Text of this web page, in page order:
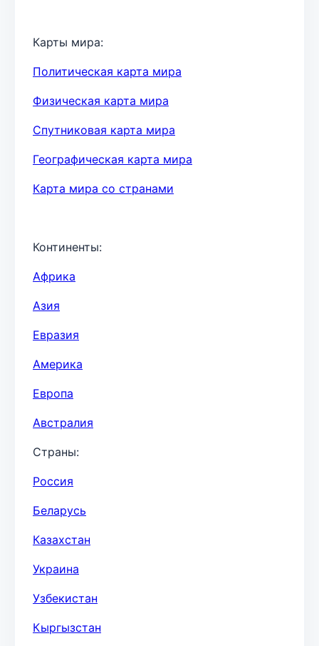
Карты мира:
Политическая карта мира
Физическая карта мира
Спутниковая карта мира
Географическая карта мира
Карта мира со странами
Континенты:
Африка
Азия
Евразия
Америка
Европа
Австралия
Страны:
Россия
Беларусь
Казахстан
Украина
Узбекистан
Кыргызстан